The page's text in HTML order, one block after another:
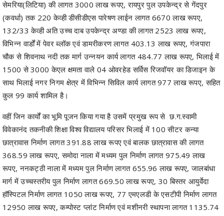
सेमरिया(लिटिया) की लागत 3000 लाख रूपए, रायपुर पुल उपकेन्द्र से गेंदपुर
(कवर्धा) तक 220 केव्ही डीसीडीएस पारेषण लाईन लागत 6670 लाख रूपए,
132/33 केव्ही अति उच्च दाब उपकेन्द्र अण्डा की लागत 2523 लाख रूपए,
विभिन्न वार्डों में पेवर ब्लॉक एवं डामरीकरण लागत 403.13 लाख रूपए, गंजपारा
चौक से शिवनाथ नदी तक मार्ग उन्नयन कार्य लागत 484.77 लाख रूपए, भिलाई में
1500 से 3000 केएल क्षमता वाले 04 ओवरहेड सर्विस रिजवॉयर का डिजाइन के
साथ भिलाई नगर निगम क्षेत्र में विभिन्न सिविल कार्य लागत 977 लाख रूपए, सहित
कुल 99 कार्य शामिल है।
वहीं जिन कार्यों का भूमि पूजन किया गया है उसमें प्रमुख रूप से छ.ग.स्वामी
विवेकानंद तकनीकी शिक्षा विश्व विद्यालय परिसर भिलाई में 100 सीटर कन्या
छात्रावास निर्माण लागत 391.88 लाख रूपए एवं बालक छात्रावास की लागत
368.59 लाख रूपए, समोदा नाला में मध्यम पुल निर्माण लागत 975.49 लाख
रूपए, ननकट्ठी नाला में मध्यम पुल निर्माण लागत 655.96 लाख रूपए, जालबांधा
मार्ग में उच्चस्तरीय पुल निर्माण लागत 669.50 लाख रूपए, 30 बिस्तर आयुर्वेदा
हॉस्पिटल निर्माण लागत 1050 लाख रूपए, 77 एमएलडी के एसटीपी निर्माण लागत
12950 लाख रूपए, कम्पोस्ट प्लांट निर्माण एवं मशीनरी स्थापना लागत 1135.74